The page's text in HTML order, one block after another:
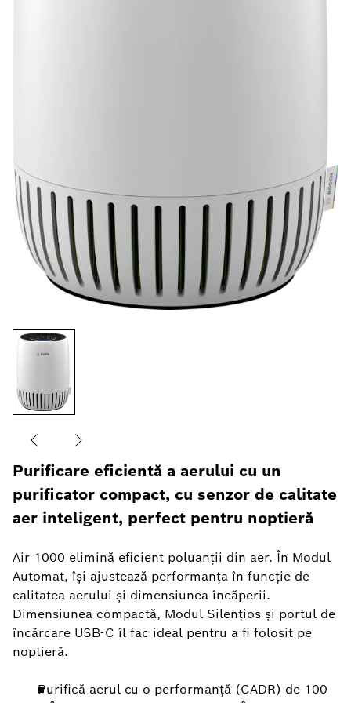
Purificare eficientă a aerului cu un
purificator compact, cu senzor de calitate
aer inteligent, perfect pentru noptieră
Air 1000 elimină eficient poluanții din aer. În Modul
Automat, își ajustează performanța în funcție de
calitatea aerului și dimensiunea încăperii.
Dimensiunea compactă, Modul Silențios și portul de
încărcare USB-C îl fac ideal pentru a fi folosit pe
noptieră.
Purifică aerul cu o performanță (CADR) de 100